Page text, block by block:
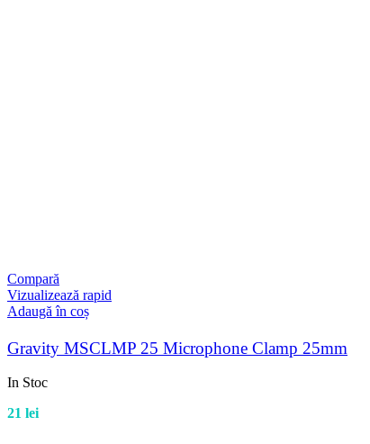
Compară
Vizualizează rapid
Adaugă în coș
Gravity MSCLMP 25 Microphone Clamp 25mm
In Stoc
21 lei